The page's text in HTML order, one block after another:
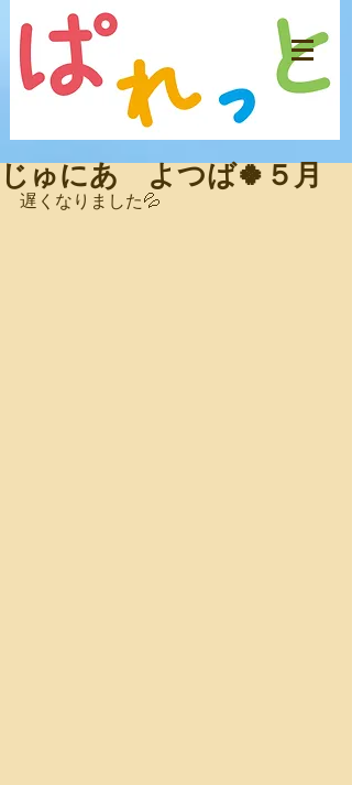
じゅにあ よつば🍀５月
遅くなりました💦